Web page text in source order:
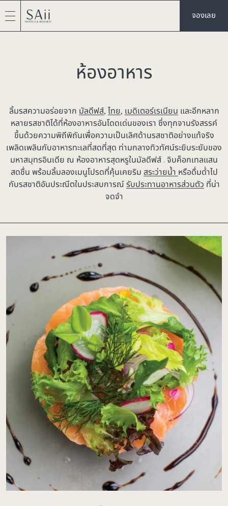
จองเลย
ห้องอาหาร
ลิ้มรสความอร่อยจาก มัลดีฟส์, ไทย, เมดิเตอร์เรเนียน และอีกหลาก
หลายรสชาติได้ที่ห้องอาหารอันโดดเด่นของเรา ซึ่งทุกจานรังสรรค์
ขึ้นด้วยความพิถีพิถันเพื่อความเป็นเลิศด้านรสชาติอย่างแท้จริง
เพลิดเพลินกับอาหารทะเลที่สดที่สุด ท่ามกลางทิวทัศน์ระยิบระยับของ
มหาสมุทรอินเดีย ณ ห้องอาหารสุดหรูในมัลดีฟส์ . จิบค็อกเทลแสน
สดชื่น พร้อมลิ้มลองเมนูโปรดที่คุ้นเคยริม สระว่ายน้ำ หรือดื่มด่ำไป
กับรสชาติอันประณีตในประสบการณ์ รับประทานอาหารส่วนตัว ที่น่า
จดจำ